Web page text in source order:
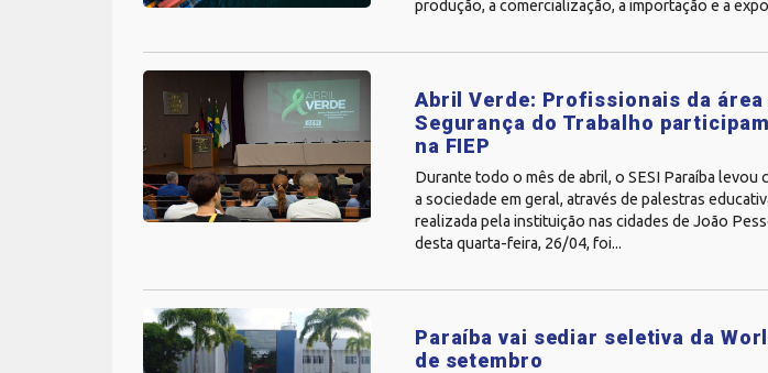
produção, a comercialização, a importação e a
Abril Verde: Profissionais da área
Segurança do Trabalho
na FIEP
Durante todo o mês de abril, o SESI Paraíba
a sociedade em geral, através de palestras
realizada pela instituição nas cidades de João
desta quarta-feira, 26/04, foi...
Paraíba vai sediar seletiva da
de setembro